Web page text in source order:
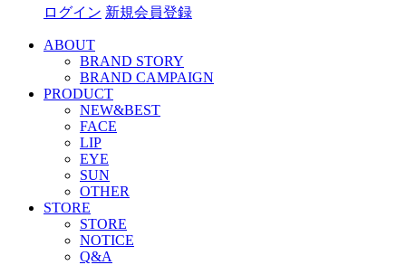
ログイン 新規会員登録
ABOUT
BRAND STORY
BRAND CAMPAIGN
PRODUCT
NEW&BEST
FACE
LIP
EYE
SUN
OTHER
STORE
STORE
NOTICE
Q&A